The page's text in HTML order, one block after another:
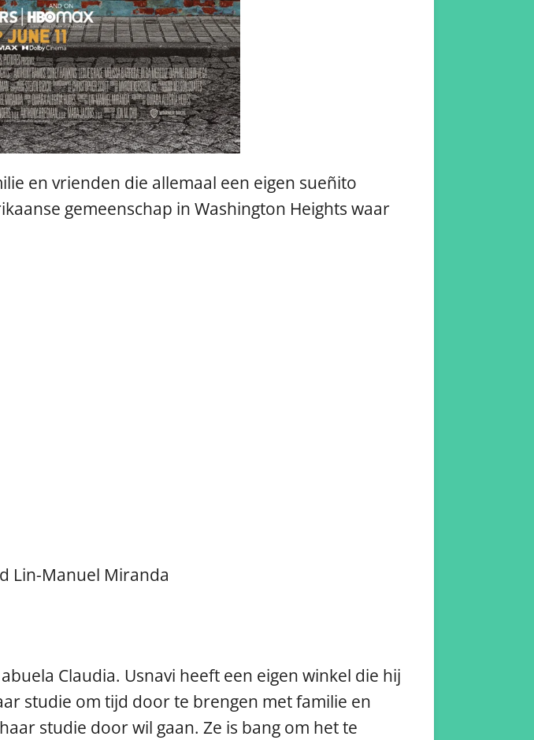
en vrienden die allemaal een eigen sueñito
gemeenschap in Washington Heights waar
Lin-Manuel Miranda
Claudia. Usnavi heeft een eigen winkel die hij
studie om tijd door te brengen met familie en
studie door wil gaan. Ze is bang om het te